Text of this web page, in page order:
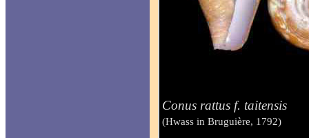
Conus rattus f. taitensis
(Hwass in Bruguière, 1792)